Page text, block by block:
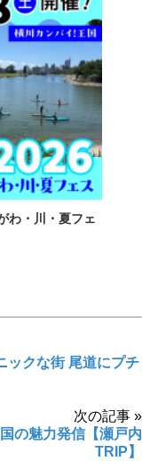
わ・川・夏フェ
ックな街 尾道にプチ
次の記事 »
の魅力発信【瀬戸内
TRIP】